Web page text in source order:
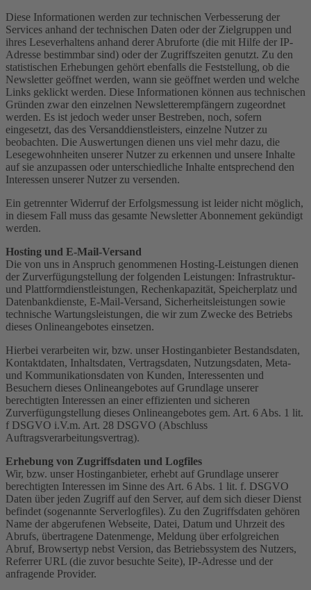
Diese Informationen werden zur technischen Verbesserung der
Services anhand der technischen Daten oder der Zielgruppen und
ihres Leseverhaltens anhand derer Abruforte (die mit Hilfe der IP-
Adresse bestimmbar sind) oder der Zugriffszeiten genutzt. Zu den
statistischen Erhebungen gehört ebenfalls die Feststellung, ob die
Newsletter geöffnet werden, wann sie geöffnet werden und welche
Links geklickt werden. Diese Informationen können aus technischen
Gründen zwar den einzelnen Newsletterempfängern zugeordnet
werden. Es ist jedoch weder unser Bestreben, noch, sofern
eingesetzt, das des Versanddienstleisters, einzelne Nutzer zu
beobachten. Die Auswertungen dienen uns viel mehr dazu, die
Lesegewohnheiten unserer Nutzer zu erkennen und unsere Inhalte
auf sie anzupassen oder unterschiedliche Inhalte entsprechend den
Interessen unserer Nutzer zu versenden.
Ein getrennter Widerruf der Erfolgsmessung ist leider nicht möglich,
in diesem Fall muss das gesamte Newsletter Abonnement gekündigt
werden.
Hosting und E-Mail-Versand
Die von uns in Anspruch genommenen Hosting-Leistungen dienen
der Zurverfügungstellung der folgenden Leistungen: Infrastruktur-
und Plattformdienstleistungen, Rechenkapazität, Speicherplatz und
Datenbankdienste, E-Mail-Versand, Sicherheitsleistungen sowie
technische Wartungsleistungen, die wir zum Zwecke des Betriebs
dieses Onlineangebotes einsetzen.
Hierbei verarbeiten wir, bzw. unser Hostinganbieter Bestandsdaten,
Kontaktdaten, Inhaltsdaten, Vertragsdaten, Nutzungsdaten, Meta-
und Kommunikationsdaten von Kunden, Interessenten und
Besuchern dieses Onlineangebotes auf Grundlage unserer
berechtigten Interessen an einer effizienten und sicheren
Zurverfügungstellung dieses Onlineangebotes gem. Art. 6 Abs. 1 lit.
f DSGVO i.V.m. Art. 28 DSGVO (Abschluss
Auftragsverarbeitungsvertrag).
Erhebung von Zugriffsdaten und Logfiles
Wir, bzw. unser Hostinganbieter, erhebt auf Grundlage unserer
berechtigten Interessen im Sinne des Art. 6 Abs. 1 lit. f. DSGVO
Daten über jeden Zugriff auf den Server, auf dem sich dieser Dienst
befindet (sogenannte Serverlogfiles). Zu den Zugriffsdaten gehören
Name der abgerufenen Webseite, Datei, Datum und Uhrzeit des
Abrufs, übertragene Datenmenge, Meldung über erfolgreichen
Abruf, Browsertyp nebst Version, das Betriebssystem des Nutzers,
Referrer URL (die zuvor besuchte Seite), IP-Adresse und der
anfragende Provider.